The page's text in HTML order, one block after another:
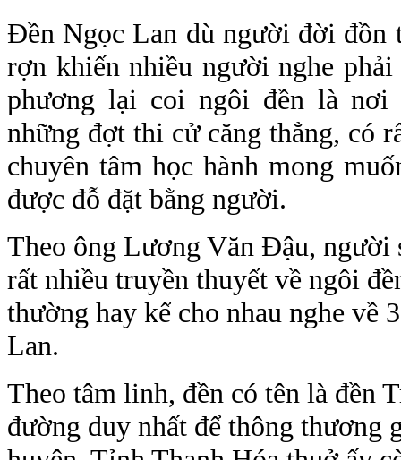
Đền Ngọc Lan dù người đời đồn
rợn khiến nhiều người nghe
phương lại coi ngôi đền là nơi
những đợt thi cử căng thẳng, có
chuyên tâm học hành mong
được đỗ đặt bằng người.
Theo ông Lương Văn Đậu, người
rất nhiều truyền thuyết về ngôi
thường hay kể cho nhau nghe về
Lan.
Theo tâm linh, đền có tên là đền
đường duy nhất để thông thương